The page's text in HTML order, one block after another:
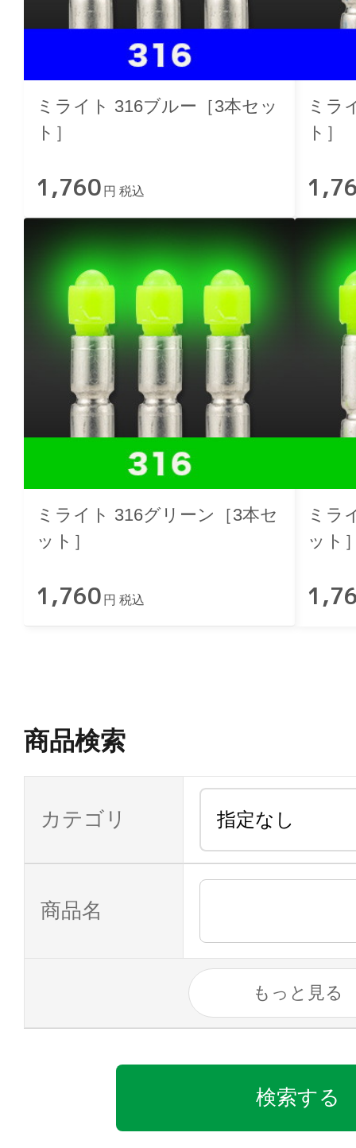
ミライト 316ブルー［3本セッ
ト］
1,760 円 税込
ミラ
ト］
ミライト 316グリーン［3本セ
ット］
1,760 円 税込
ミラ
ット
商品検索
カテゴリ
商品名
もっと見る